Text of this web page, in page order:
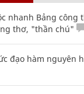
nhanh Bảng công
thơ, "thần chú"
đạo hàm nguyên